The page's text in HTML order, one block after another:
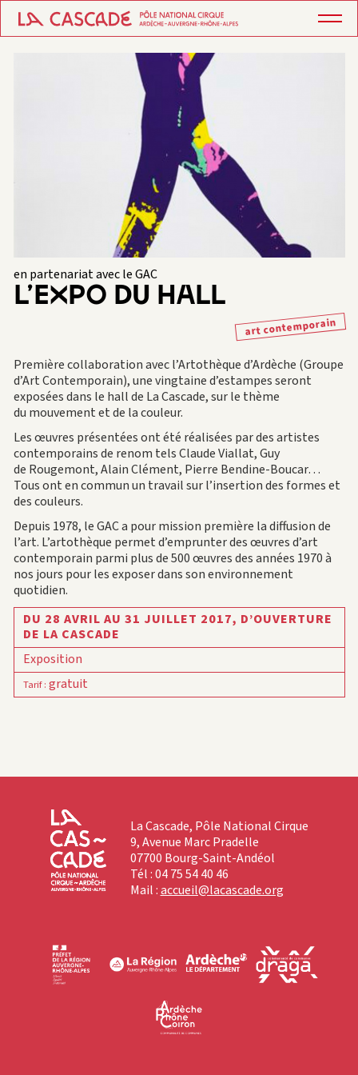
en partenariat avec le GAC
L’EXPO DU HALL
art contemporain
Première collaboration avec l’Artothèque d’Ardèche (Groupe
d’Art Contemporain), une vingtaine d’estampes seront
exposées dans le hall de La Cascade, sur le thème
du mouvement et de la couleur.
Les œuvres présentées ont été réalisées par des artistes
contemporains de renom tels Claude Viallat, Guy
de Rougemont, Alain Clément, Pierre Bendine-Boucar…
Tous ont en commun un travail sur l’insertion des formes et
des couleurs.
Depuis 1978, le GAC a pour mission première la diffusion de
l’art. L’artothèque permet d’emprunter des œuvres d’art
contemporain parmi plus de 500 œuvres des années 1970 à
nos jours pour les exposer dans son environnement
quotidien.
DU 28 AVRIL AU 31 JUILLET 2017, D’OUVERTURE
DE LA CASCADE
Exposition
Tarif: gratuit
La Cascade, Pôle National Cirque
9, Avenue Marc Pradelle
07700 Bourg-Saint-Andéol
Tél : 04 75 54 40 46
Mail :accueil@lacascade.org